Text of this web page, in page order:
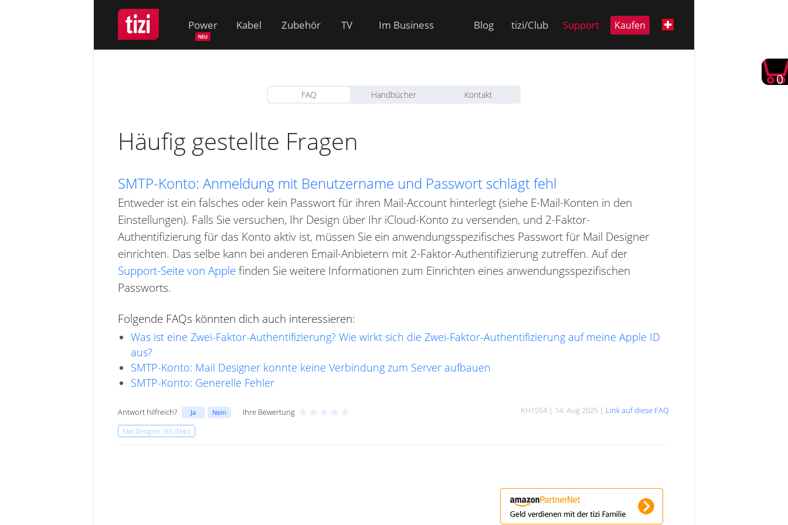
Power Kabel Zubehör TV Im Business Blog tizi/Club Support Kaufen
0
FAQ Handbücher Kontakt
Häufig gestellte Fragen
SMTP-Konto: Anmeldung mit Benutzername und Passwort schlägt fehl
Entweder ist ein falsches oder kein Passwort für ihren Mail-Account hinterlegt (siehe E-Mail-Konten in den
Einstellungen). Falls Sie versuchen, Ihr Design über Ihr iCloud-Konto zu versenden, und 2-Faktor-
Authentifizierung für das Konto aktiv ist, müssen Sie ein anwendungsspezifisches Passwort für Mail Designer
einrichten. Das selbe kann bei anderen Email-Anbietern mit 2-Faktor-Authentifizierung zutreffen. Auf der
Support-Seite von Applefinden Sie weitere Informationen zum Einrichten eines anwendungsspezifischen
Passworts.
Folgende FAQs könnten dich auch interessieren:
Was ist eine Zwei-Faktor-Authentifizierung? Wie wirkt sich die Zwei-Faktor-Authentifizierung auf meine Apple ID
aus?
SMTP-Konto: Mail Designer konnte keine Verbindung zum Server aufbauen
SMTP-Konto: Generelle Fehler
Antwort hilfreich? Ja Nein Ihre Bewertung ★ ★ ★ ★ ★ KH1554 | 14. Aug 2025 | Link auf diese FAQ
Mail Designer 365 (Mac)